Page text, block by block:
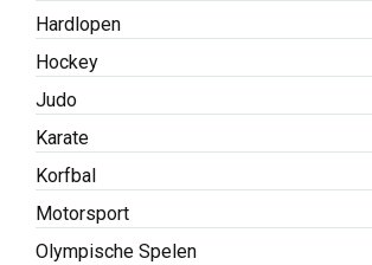
Hardlopen
Hockey
Judo
Karate
Korfbal
Motorsport
Olympische Spelen